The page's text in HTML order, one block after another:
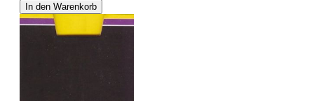
In den Warenkorb